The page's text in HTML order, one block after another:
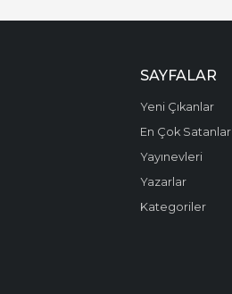
SAYFALAR
Yeni Çıkanlar
En Çok Satanlar
Yayınevleri
Yazarlar
Kategoriler